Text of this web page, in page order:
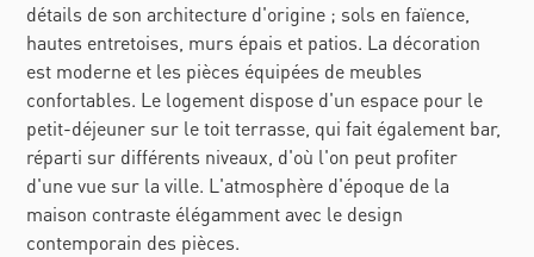
détails de son architecture d'origine ; sols en faïence,
hautes entretoises, murs épais et patios. La décoration
est moderne et les pièces équipées de meubles
confortables. Le logement dispose d'un espace pour le
petit-déjeuner sur le toit terrasse, qui fait également bar,
réparti sur différents niveaux, d'où l'on peut profiter
d'une vue sur la ville. L'atmosphère d'époque de la
maison contraste élégamment avec le design
contemporain des pièces.